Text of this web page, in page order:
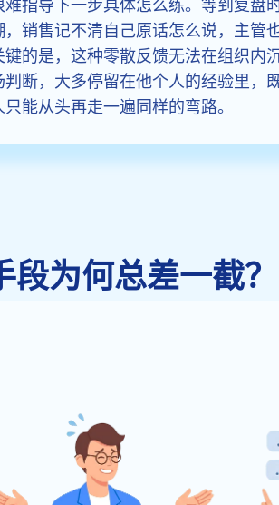
，销售记不清自己原话怎么说，主管
键的是，这种零散反馈无法在组织内
判断，大多停留在他个人的经验里，
能从头再走一遍同样的弯路。
为何总差一截？